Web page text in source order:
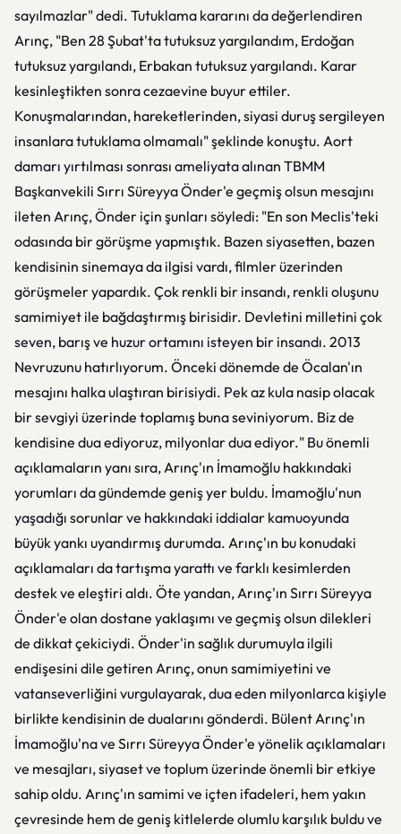
sayılmazlar" dedi. Tutuklama kararını da değerlendiren
Arınç, "Ben 28 Şubat'ta tutuksuz yargılandım, Erdoğan
tutuksuz yargılandı, Erbakan tutuksuz yargılandı. Karar
kesinleştikten sonra cezaevine buyur ettiler.
Konuşmalarından, hareketlerinden, siyasi duruş sergileyen
insanlara tutuklama olmamalı" şeklinde konuştu. Aort
damarı yırtılması sonrası ameliyata alınan TBMM
Başkanvekili Sırrı Süreyya Önder'e geçmiş olsun mesajını
ileten Arınç, Önder için şunları söyledi: "En son Meclis'teki
odasında bir görüşme yapmıştık. Bazen siyasetten, bazen
kendisinin sinemaya da ilgisi vardı, filmler üzerinden
görüşmeler yapardık. Çok renkli bir insandı, renkli oluşunu
samimiyet ile bağdaştırmış birisidir. Devletini milletini çok
seven, barış ve huzur ortamını isteyen bir insandı. 2013
Nevruzunu hatırlıyorum. Önceki dönemde de Öcalan'ın
mesajını halka ulaştıran birisiydi. Pek az kula nasip olacak
bir sevgiyi üzerinde toplamış buna seviniyorum. Biz de
kendisine dua ediyoruz, milyonlar dua ediyor." Bu önemli
açıklamaların yanı sıra, Arınç'ın İmamoğlu hakkındaki
yorumları da gündemde geniş yer buldu. İmamoğlu'nun
yaşadığı sorunlar ve hakkındaki iddialar kamuoyunda
büyük yankı uyandırmış durumda. Arınç'ın bu konudaki
açıklamaları da tartışma yarattı ve farklı kesimlerden
destek ve eleştiri aldı. Öte yandan, Arınç'ın Sırrı Süreyya
Önder'e olan dostane yaklaşımı ve geçmiş olsun dilekleri
de dikkat çekiciydi. Önder'in sağlık durumuyla ilgili
endişesini dile getiren Arınç, onun samimiyetini ve
vatanseverliğini vurgulayarak, dua eden milyonlarca kişiyle
birlikte kendisinin de dualarını gönderdi. Bülent Arınç'ın
İmamoğlu'na ve Sırrı Süreyya Önder'e yönelik açıklamaları
ve mesajları, siyaset ve toplum üzerinde önemli bir etkiye
sahip oldu. Arınç'ın samimi ve içten ifadeleri, hem yakın
çevresinde hem de geniş kitlelerde olumlu karşılık buldu ve